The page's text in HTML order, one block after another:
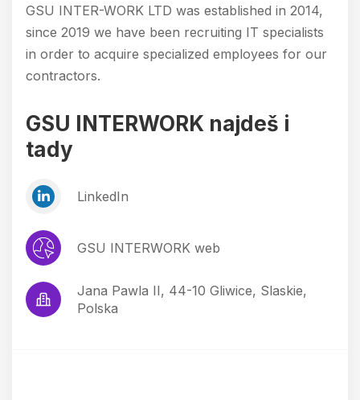
GSU INTER-WORK LTD was established in 2014,
since 2019 we have been recruiting IT specialists
in order to acquire specialized employees for our
contractors.
GSU INTERWORK najdeš i
tady
LinkedIn
GSU INTERWORK web
Jana Pawla II, 44-10 Gliwice, Slaskie,
Polska